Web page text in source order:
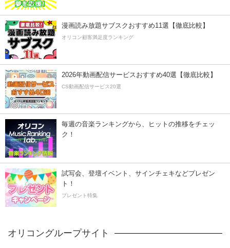
漫画読み放題サブスクおすすめ11選【徹底比較】
オリコン顧客満足度ランキング
2026年動画配信サービスおすすめ40選【徹底比較】
CS動画配信サービス20選
毎週の音楽ランキングから、ヒットの推移をチェッ
ク！
試写会、登壇イベント、サインチェキなどプレゼン
ト！
プレゼント特集
オリコングループサイト